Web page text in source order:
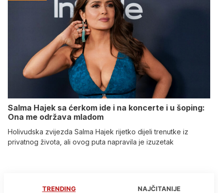
Salma Hajek sa ćerkom ide i na koncerte i u šoping:
Ona me održava mladom
Holivudska zvijezda Salma Hajek rijetko dijeli trenutke iz
privatnog života, ali ovog puta napravila je izuzetak
TRENDING NAJČITANIJE